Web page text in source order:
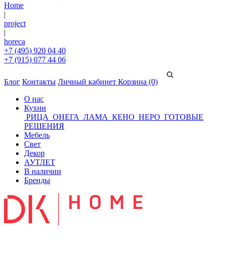
Home
|
project
|
horeca
+7 (495) 920 04 40
+7 (915) 077 44 06
Блог Контакты Личный кабинет Корзина (0)
О нас
Кухни
РИЦА ОНЕГА ЛАМА КЕНО НЕРО ГОТОВЫЕ
РЕШЕНИЯ
Мебель
Свет
Декор
АУТЛЕТ
В наличии
Бренды